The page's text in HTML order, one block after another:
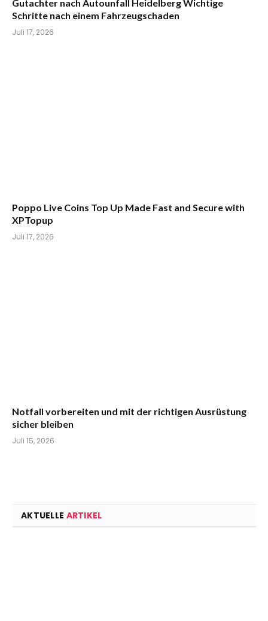
Gutachter nach Autounfall Heidelberg Wichtige
Schritte nach einem Fahrzeugschaden
Juli 17, 2026
Poppo Live Coins Top Up Made Fast and Secure with
XPTopup
Juli 17, 2026
Notfall vorbereiten und mit der richtigen Ausrüstung
sicher bleiben
Juli 15, 2026
AKTUELLE ARTIKEL